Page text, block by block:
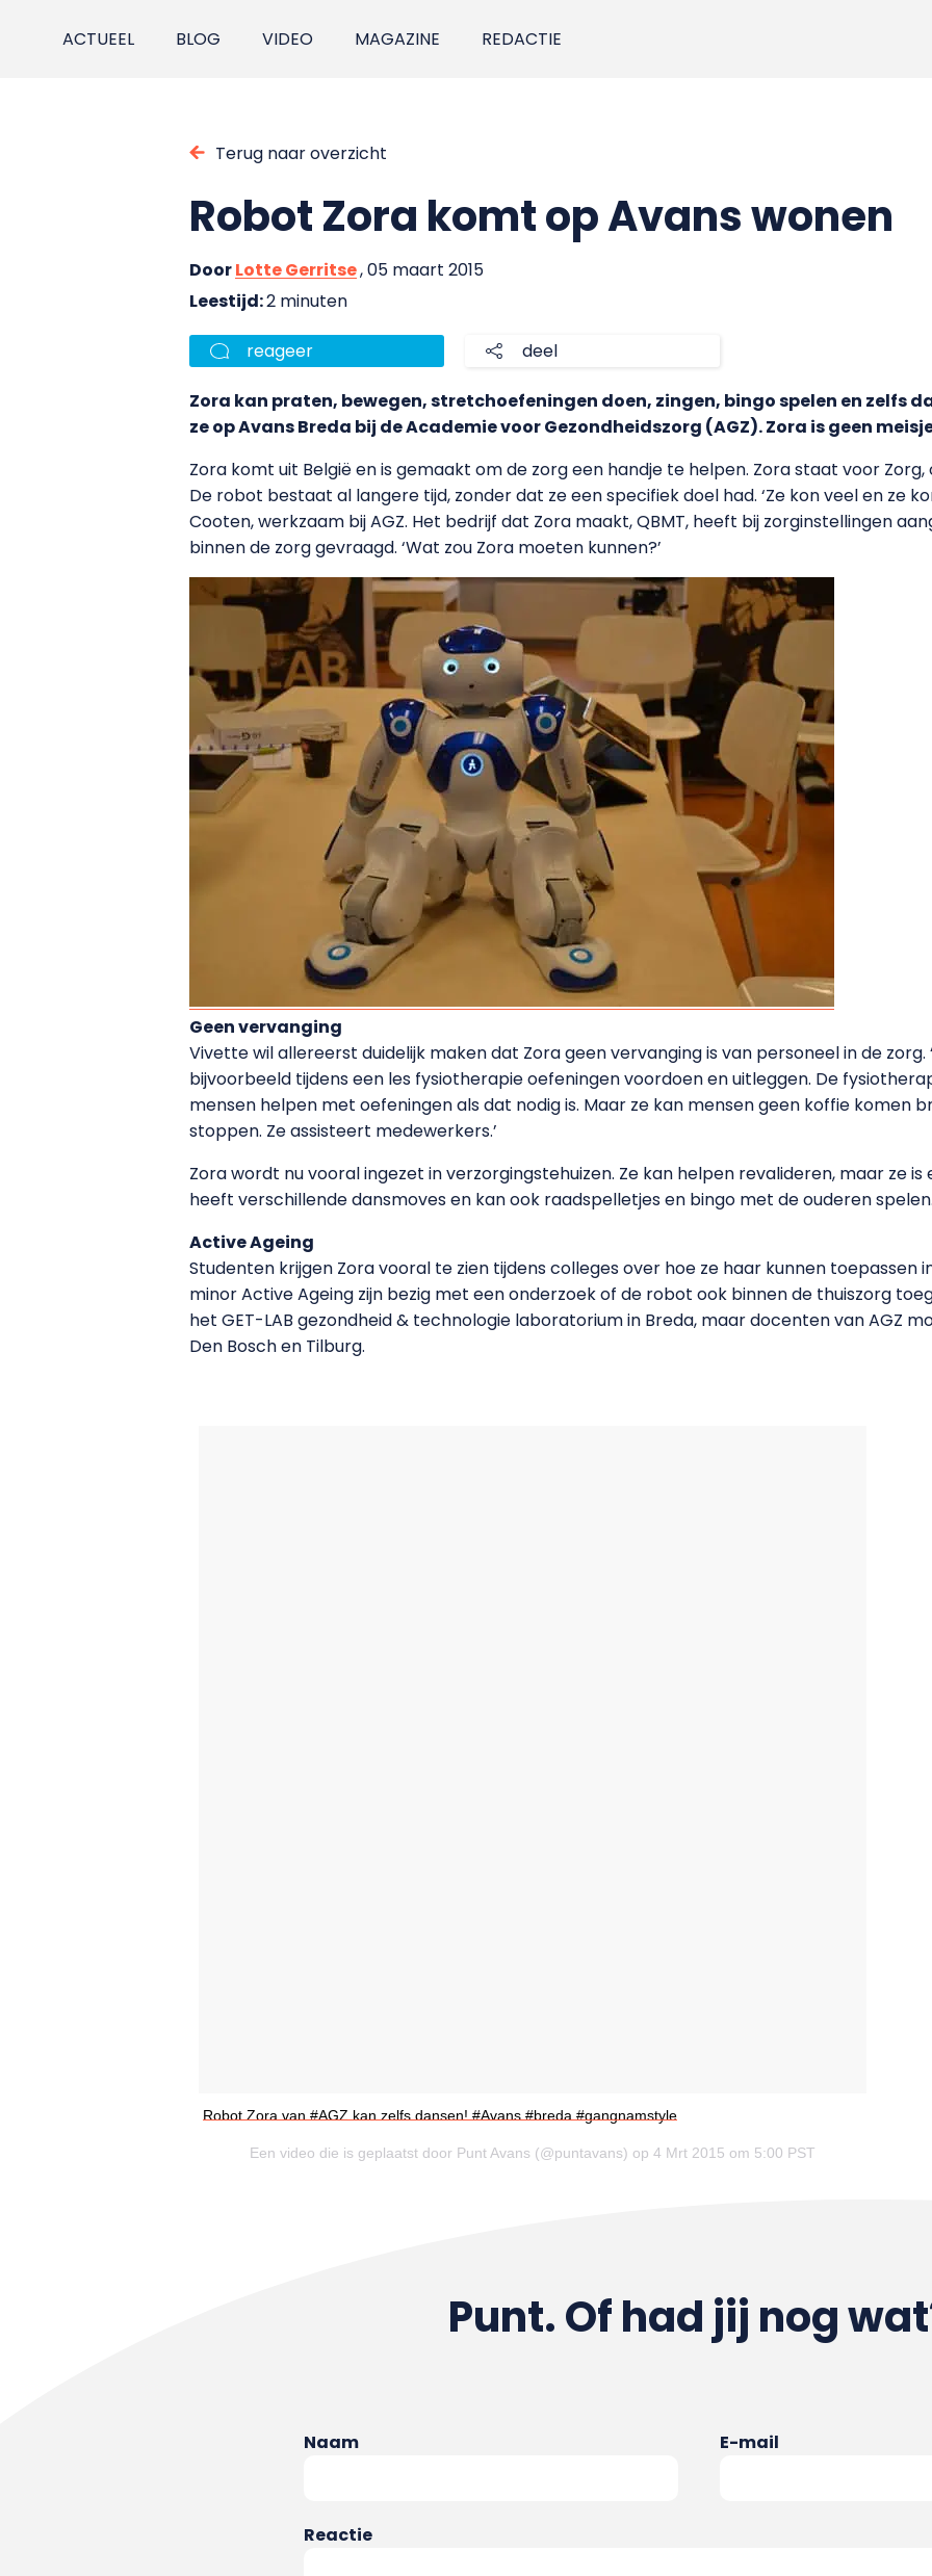
ACTUEEL BLOG VIDEO MAGAZINE REDACTIE
Terug naar overzicht
Robot Zora komt op Avans wonen
DoorLotte Gerritse, 05 maart 2015
Leestijd:2 minuten
reageer deel
Zora kan praten, bewegen, stretchoefeningen doen, zingen, bingo spelen en zelfs
ze op Avans Breda bij de Academie voor Gezondheidszorg (AGZ). Zora is geen
Zora komt uit België en is gemaakt om de zorg een handje te helpen. Zora staat voor
De robot bestaat al langere tijd, zonder dat ze een specifiek doel had. ‘Ze kon veel en ze
Cooten, werkzaam bij AGZ. Het bedrijf dat Zora maakt, QBMT, heeft bij zorginstellingen
binnen de zorg gevraagd. ‘Wat zou Zora moeten kunnen?’
Geen vervanging
Vivette wil allereerst duidelijk maken dat Zora geen vervanging is van personeel in de zorg.
bijvoorbeeld tijdens een les fysiotherapie oefeningen voordoen en uitleggen. De
mensen helpen met oefeningen als dat nodig is. Maar ze kan mensen geen koffie komen
stoppen. Ze assisteert medewerkers.’
Zora wordt nu vooral ingezet in verzorgingstehuizen. Ze kan helpen revalideren, maar ze is
heeft verschillende dansmoves en kan ook raadspelletjes en bingo met de ouderen
Active Ageing
Studenten krijgen Zora vooral te zien tijdens colleges over hoe ze haar kunnen toepassen
minor Active Ageing zijn bezig met een onderzoek of de robot ook binnen de thuiszorg
het GET-LAB gezondheid & technologie laboratorium in Breda, maar docenten van AGZ
Den Bosch en Tilburg.
Robot Zora van #AGZ kan zelfs dansen! #Avans #breda #gangnamstyle
Een video die is geplaatst door Punt Avans (@puntavans) op 4 Mrt 2015 om 5:00 PST
Punt. Of had jij nog
Naam E-mail
Reactie